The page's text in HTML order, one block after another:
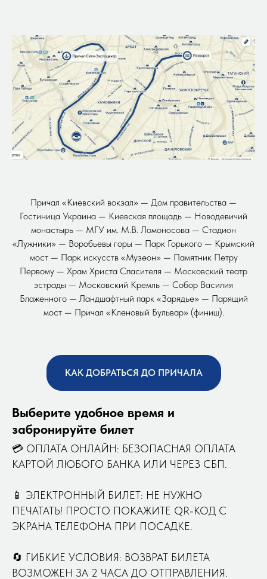
Причал «Киевский вокзал» — Дом правительства —
Гостиница Украина — Киевская площадь — Новодевичий
монастырь — МГУ им. М.В. Ломоносова — Стадион
«Лужники» — Воробьевы горы — Парк Горького — Крымский
мост — Парк искусств «Музеон» — Памятник Петру
Первому — Храм Христа Спасителя — Московский театр
эстрады — Московский Кремль — Собор Василия
Блаженного — Ландшафтный парк «Зарядье» — Парящий
мост — Причал «Кленовый Бульвар» (финиш).
КАК ДОБРАТЬСЯ ДО ПРИЧАЛА
Выберите удобное время и
забронируйте билет
💳 ОПЛАТА ОНЛАЙН: БЕЗОПАСНАЯ ОПЛАТА
КАРТОЙ ЛЮБОГО БАНКА ИЛИ ЧЕРЕЗ СБП.
📱 ЭЛЕКТРОННЫЙ БИЛЕТ: НЕ НУЖНО
ПЕЧАТАТЬ! ПРОСТО ПОКАЖИТЕ QR-КОД С
ЭКРАНА ТЕЛЕФОНА ПРИ ПОСАДКЕ.
🔄 ГИБКИЕ УСЛОВИЯ: ВОЗВРАТ БИЛЕТА
ВОЗМОЖЕН ЗА 2 ЧАСА ДО ОТПРАВЛЕНИЯ.